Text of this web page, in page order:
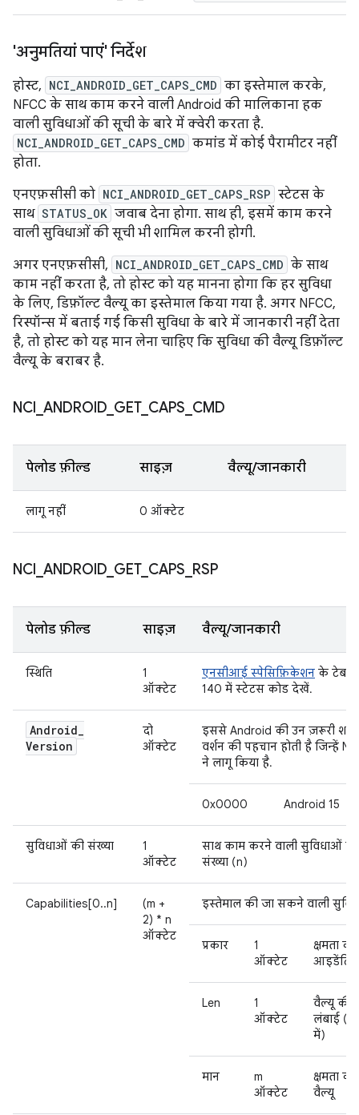
'अनुमतियां पाएं' निर्देश
होस्ट, NCI_ANDROID_GET_CAPS_CMD का इस्तेमाल करके,
NFCC के साथ काम करने वाली Android की मालिकाना हक
वाली सुविधाओं की सूची के बारे में क्वेरी करता है.
NCI_ANDROID_GET_CAPS_CMD कमांड में कोई पैरामीटर नहीं
होता.
एनएफ़सीसी को NCI_ANDROID_GET_CAPS_RSP स्टेटस के
साथ STATUS_OK जवाब देना होगा. साथ ही, इसमें काम करने
वाली सुविधाओं की सूची भी शामिल करनी होगी.
अगर एनएफ़सीसी, NCI_ANDROID_GET_CAPS_CMD के साथ
काम नहीं करता है, तो होस्ट को यह मानना होगा कि हर सुविधा
के लिए, डिफ़ॉल्ट वैल्यू का इस्तेमाल किया गया है. अगर NFCC,
रिस्पॉन्स में बताई गई किसी सुविधा के बारे में जानकारी नहीं देता
है, तो होस्ट को यह मान लेना चाहिए कि सुविधा की वैल्यू डिफ़ॉल्ट
वैल्यू के बराबर है.
NCI ANDROID GET_ CAPS CMD
पेलोड फ़ील्ड साइज़ वैल्यू/जानकारी
लागू नहीं 0 ऑक्टेट
NCI ANDROID GET_ CAPS RSP
पेलोड फ़ील्ड साइज़ वैल्यू/जानकारी
स्थिति
1
ऑक्टेट
एनसीआई स्पेसिफ़िकेशन के टेबल
140 में स्टेटस कोड देखें.
Android_
Version
दो
ऑक्टेट
इससे Android की उन ज़रूरी
वर्शन की पहचान होती है जिन्हें
ने लागू किया है.
0x0000 Android 15
सुविधाओं की संख्या
1
ऑक्टेट
साथ काम करने वाली सुविधाओं की
संख्या (n)
Capabilities[0..n]
(m +
2) * n
ऑक्टेट
इस्तेमाल की जा सकने वाली
प्रकार
1
ऑक्टेट
क्षमता का
Len
1
ऑक्टेट
वैल्यू की
लंबाई
में)
मान
m
ऑक्टेट
क्षमता की
वैल्यू